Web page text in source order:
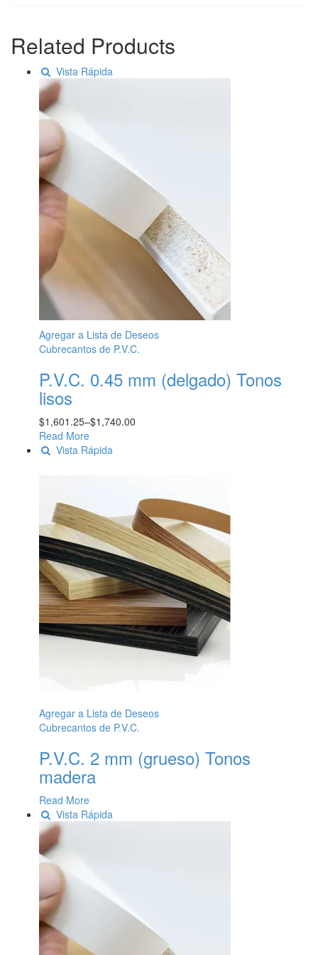
Related Products
Vista Rápida
Agregar a Lista de Deseos
Cubrecantos de P.V.C.
P.V.C. 0.45 mm (delgado) Tonos
lisos
$1,601.25–$1,740.00
Read More
Vista Rápida
Agregar a Lista de Deseos
Cubrecantos de P.V.C.
P.V.C. 2 mm (grueso) Tonos
madera
Read More
Vista Rápida